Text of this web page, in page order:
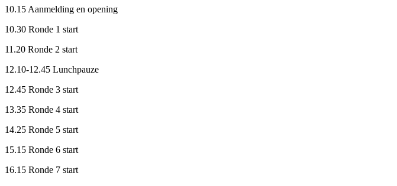
10.15 Aanmelding en opening
10.30 Ronde 1 start
11.20 Ronde 2 start
12.10-12.45 Lunchpauze
12.45 Ronde 3 start
13.35 Ronde 4 start
14.25 Ronde 5 start
15.15 Ronde 6 start
16.15 Ronde 7 start